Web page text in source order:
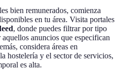
bien remunerados, comienza
en tu área. Visita portales
, donde puedes filtrar por tipo
anuncios que especifican
considera áreas en
hostelería y el sector de servicios,
es alta.